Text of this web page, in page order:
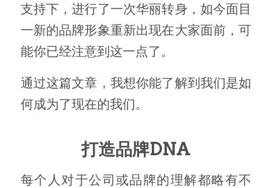
支持下，进行了一次华丽转身，如今面目
一新的品牌形象重新出现在大家面前，可
能你已经注意到这一点了。
通过这篇文章，我想你能了解到我们是如
何成为了现在的我们。
打造品牌DNA
每个人对于公司或品牌的理解都略有不